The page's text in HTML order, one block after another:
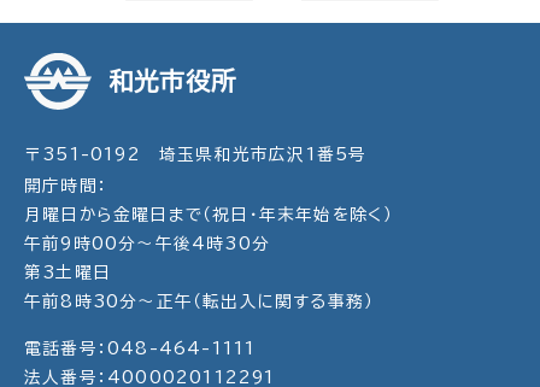
和光市役所
〒351-0192 埼玉県和光市広沢1番5号
開庁時間：
月曜日から金曜日まで（祝日・年末年始を除く）
午前9時00分～午後4時30分
第3土曜日
午前8時30分～正午（転出入に関する事務）
電話番号：048-464-1111
法人番号：4000020112291